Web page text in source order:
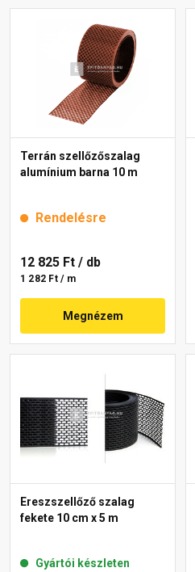
Terrán szellőzőszalag
alumínium barna 10 m
Rendelésre
12 825 Ft / db
1 282 Ft / m
Megnézem
Ereszszellőző szalag
fekete 10 cm x 5 m
Gyártói készleten